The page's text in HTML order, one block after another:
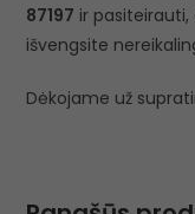
87197 ir
išvengsite
Dėkojame už